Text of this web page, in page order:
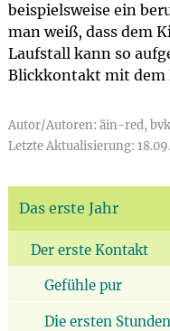
beispielsweise ein
man weiß, dass dem
Laufstall kann so
Blickkontakt mit dem
Autor/Autoren: äin-red,
Letzte Aktualisierung:
Das erste Jahr
Der erste Kontakt
Gefühle pur
Die ersten